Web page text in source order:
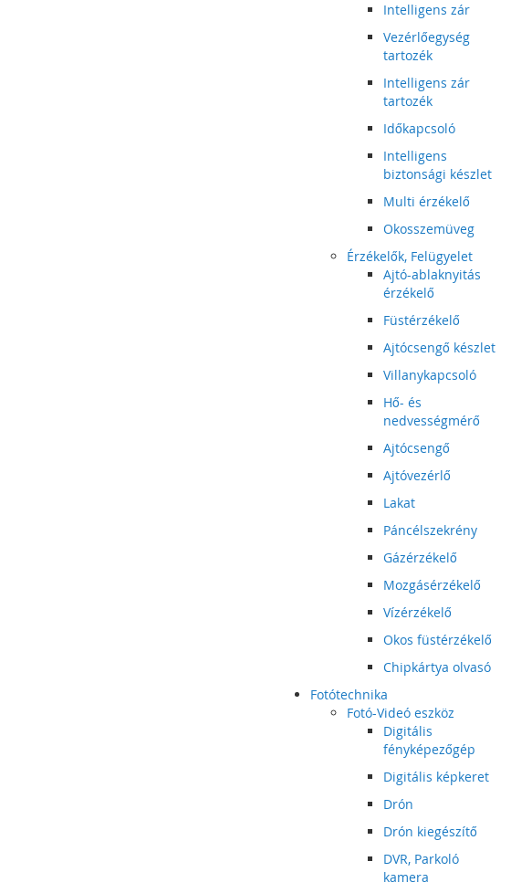
Intelligens zár
Vezérlőegység
tartozék
Intelligens zár
tartozék
Időkapcsoló
Intelligens
biztonsági készlet
Multi érzékelő
Okosszemüveg
Érzékelők, Felügyelet
Ajtó-ablaknyitás
érzékelő
Füstérzékelő
Ajtócsengő készlet
Villanykapcsoló
Hő- és
nedvességmérő
Ajtócsengő
Ajtóvezérlő
Lakat
Páncélszekrény
Gázérzékelő
Mozgásérzékelő
Vízérzékelő
Okos füstérzékelő
Chipkártya olvasó
Fotótechnika
Fotó-Videó eszköz
Digitális
fényképezőgép
Digitális képkeret
Drón
Drón kiegészítő
DVR, Parkoló
kamera